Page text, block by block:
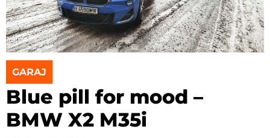
GARAJ
Blue pill for mood –
BMW X2 M35i